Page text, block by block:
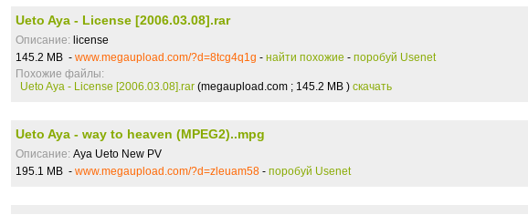
Ueto Aya - License [2006.03.08].rar
Описание: license
145.2 MB - www.megaupload.com/?d=8tcg4q1g - найти похожие - поробуй Usenet
Похожие файлы:
Ueto Aya - License [2006.03.08].rar (megaupload.com ; 145.2 MB ) скачать
Ueto Aya - way to heaven (MPEG2)..mpg
Описание: Aya Ueto New PV
195.1 MB - www.megaupload.com/?d=zleuam58 - поробуй Usenet